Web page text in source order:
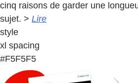
cinq raisons de garder une
sujet. > Lire
style
xl spacing
#F5F5F5